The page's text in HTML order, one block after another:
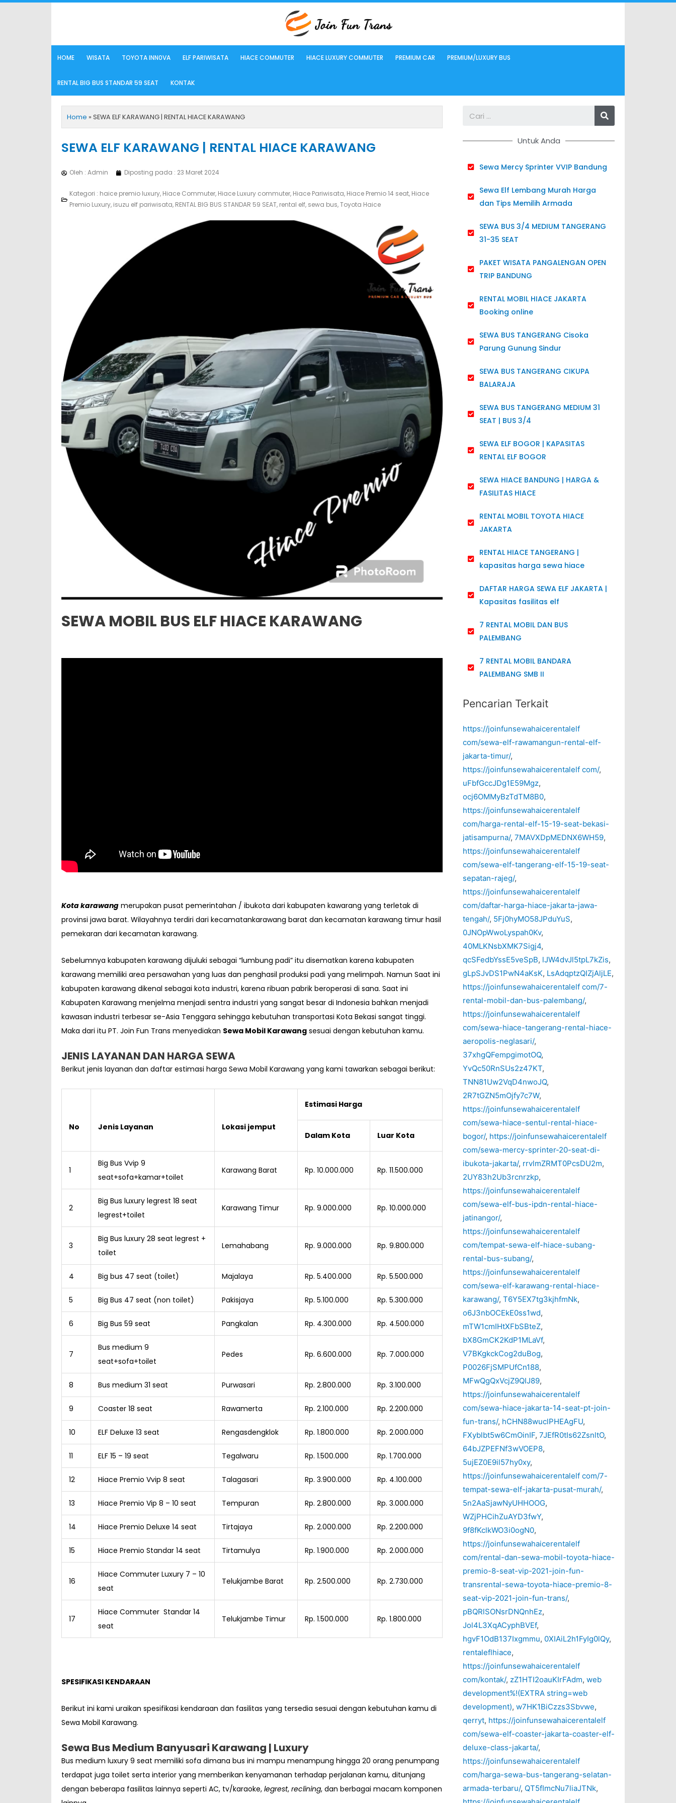
HOME WISATA TOYOTA INN0VA ELF PARIWISATA HIACE COMMUTER HIACE LUXURY COMMUTER PREMIUM CAR PREMIUM/LUXURY BUS
RENTAL BIG BUS STANDAR 59 SEAT KONTAK
Home » SEWA ELF KARAWANG | RENTAL HIACE KARAWANG
SEWA ELF KARAWANG | RENTAL HIACE KARAWANG
Oleh : Admin Diposting pada : 23 Maret 2024
Kategori : haice premio luxury, Hiace Commuter, Hiace Luxury commuter, Hiace Pariwisata, Hiace Premio 14 seat, Hiace
Premio Luxury, isuzu elf pariwisata, RENTAL BIG BUS STANDAR 59 SEAT, rental elf, sewa bus,Toyota Haice
SEWA MOBIL BUS ELF HIACE KARAWANG
Kota karawang merupakan pusat pemerintahan / ibukota dari kabupaten kawarang yang terletak di
provinsi jawa barat. Wilayahnya terdiri dari kecamatankarawang barat dan kecamatan karawang timur hasil
pemekaran dari kecamatan karawang.
Sebelumnya kabupaten karawang dijuluki sebagai “lumbung padi” itu disematkan karena kabupaten
karawang memiliki area persawahan yang luas dan penghasil produksi padi yang melimpah. Namun Saat ini
kabupaten karawang dikenal sebagai kota industri, karena ribuan pabrik beroperasi di sana. Saat ini
Kabupaten Karawang menjelma menjadi sentra industri yang sangat besar di Indonesia bahkan menjadi
kawasan industri terbesar se-Asia Tenggara sehingga kebutuhan transportasi Kota Bekasi sangat tinggi.
Maka dari itu PT. Join Fun Trans menyediakan Sewa Mobil Karawang sesuai dengan kebutuhan kamu.
JENIS LAYANAN DAN HARGA SEWA
Berikut jenis layanan dan daftar estimasi harga Sewa Mobil Karawang yang kami tawarkan sebagai berikut:
No Jenis Layanan Lokasi jemput
Estimasi Harga
Dalam Kota Luar Kota
1
Big Bus Vvip 9
seat+sofa+kamar+toilet
Karawang Barat Rp. 10.000.000 Rp. 11.500.000
2
Big Bus luxury legrest 18 seat
legrest+toilet
Karawang Timur Rp. 9.000.000 Rp. 10.000.000
3
Big Bus luxury 28 seat legrest +
toilet
Lemahabang Rp. 9.000.000 Rp. 9.800.000
4 Big bus 47 seat (toilet) Majalaya Rp. 5.400.000 Rp. 5.500.000
5 Big Bus 47 seat (non toilet) Pakisjaya Rp. 5.100.000 Rp. 5.300.000
6 Big Bus 59 seat Pangkalan Rp. 4.300.000 Rp. 4.500.000
7
Bus medium 9
seat+sofa+toilet
Pedes Rp. 6.600.000 Rp. 7.000.000
8 Bus medium 31 seat Purwasari Rp. 2.800.000 Rp. 3.100.000
9 Coaster 18 seat Rawamerta Rp. 2.100.000 Rp. 2.200.000
10 ELF Deluxe 13 seat Rengasdengklok Rp. 1.800.000 Rp. 2.000.000
11 ELF 15 – 19 seat Tegalwaru Rp. 1.500.000 Rp. 1.700.000
12 Hiace Premio Vvip 8 seat Talagasari Rp. 3.900.000 Rp. 4.100.000
13 Hiace Premio Vip 8 – 10 seat Tempuran Rp. 2.800.000 Rp. 3.000.000
14 Hiace Premio Deluxe 14 seat Tirtajaya Rp. 2.000.000 Rp. 2.200.000
15 Hiace Premio Standar 14 seat Tirtamulya Rp. 1.900.000 Rp. 2.000.000
16
Hiace Commuter Luxury 7 – 10
seat
Telukjambe Barat Rp. 2.500.000 Rp. 2.730.000
17
Hiace Commuter Standar 14
seat
Telukjambe Timur Rp. 1.500.000 Rp. 1.800.000
SPESIFIKASI KENDARAAN
Berikut ini kami uraikan spesifikasi kendaraan dan fasilitas yang tersedia sesuai dengan kebutuhan kamu di
Sewa Mobil Karawang.
Sewa Bus Medium Banyusari Karawang | Luxury
Bus medium luxury 9 seat memiliki sofa dimana bus ini mampu menampung hingga 20 orang penumpang
terdapat juga toilet serta interior yang memberikan kenyamanan terhadap perjalanan kamu, ditunjang
dengan beberapa fasilitas lainnya seperti AC, tv/karaoke, legrest, reclining, dan berbagai macam komponen
Search
Untuk Anda
Sewa Mercy Sprinter VVIP Bandung
Sewa Elf Lembang Murah Harga
dan Tips Memilih Armada
SEWA BUS 3/4 MEDIUM TANGERANG
31-35 SEAT
PAKET WISATA PANGALENGAN OPEN
TRIP BANDUNG
RENTAL MOBIL HIACE JAKARTA
Booking online
SEWA BUS TANGERANG Cisoka
Parung Gunung Sindur
SEWA BUS TANGERANG CIKUPA
BALARAJA
SEWA BUS TANGERANG MEDIUM 31
SEAT | BUS 3/4
SEWA ELF BOGOR | KAPASITAS
RENTAL ELF BOGOR
SEWA HIACE BANDUNG | HARGA &
FASILITAS HIACE
RENTAL MOBIL TOYOTA HIACE
JAKARTA
RENTAL HIACE TANGERANG |
kapasitas harga sewa hiace
DAFTAR HARGA SEWA ELF JAKARTA |
Kapasitas fasilitas elf
7 RENTAL MOBIL DAN BUS
PALEMBANG
7 RENTAL MOBIL BANDARA
PALEMBANG SMB II
Pencarian Terkait
https://joinfunsewahaicerentalelf
com/sewa-elf-rawamangun-rental-elf-
jakarta-timur/,
https://joinfunsewahaicerentalelf com/,
uFbfGccJDg1E59Mgz,
ocj6OMMyBzTdTM8B0,
https://joinfunsewahaicerentalelf
com/harga-rental-elf-15-19-seat-bekasi-
jatisampurna/, 7MAVXDpMEDNX6WH59,
https://joinfunsewahaicerentalelf
com/sewa-elf-tangerang-elf-15-19-seat-
sepatan-rajeg/,
https://joinfunsewahaicerentalelf
com/daftar-harga-hiace-jakarta-jawa-
tengah/, 5Fj0hyMO58JPduYuS,
0JNOpWwoLyspah0Kv,
40MLKNsbXMK7Sigj4,
qcSFedbYssE5veSpB, lJW4dvJl5tpL7kZis,
gLpSJvDS1PwN4aKsK, LsAdqptzQIZjAljLE,
https://joinfunsewahaicerentalelf com/7-
rental-mobil-dan-bus-palembang/,
https://joinfunsewahaicerentalelf
com/sewa-hiace-tangerang-rental-hiace-
aeropolis-neglasari/,
37xhgQFempgimotOQ,
YvQc50RnSUs2z47KT,
TNN81Uw2VqD4nwoJQ,
2R7tGZN5mOjfy7c7W,
https://joinfunsewahaicerentalelf
com/sewa-hiace-sentul-rental-hiace-
bogor/, https://joinfunsewahaicerentalelf
com/sewa-mercy-sprinter-20-seat-di-
ibukota-jakarta/, rrvlmZRMT0PcsDU2m,
2UY83h2Ub3rcnrzkp,
https://joinfunsewahaicerentalelf
com/sewa-elf-bus-ipdn-rental-hiace-
jatinangor/,
https://joinfunsewahaicerentalelf
com/tempat-sewa-elf-hiace-subang-
rental-bus-subang/,
https://joinfunsewahaicerentalelf
com/sewa-elf-karawang-rental-hiace-
karawang/, T6Y5EX7tg3kjhfmNk,
o6J3nbOCEkE0ss1wd,
mTW1cmIHtXFbSBteZ,
bX8GmCK2KdP1MLaVf,
V7BKgkckCog2duBog,
P0026FjSMPUfCn188,
MFwQgQxVcjZ9QIJ89,
https://joinfunsewahaicerentalelf
com/sewa-hiace-jakarta-14-seat-pt-join-
fun-trans/, hCHN88wuclPHEAgFU,
FXyblbt5w6CmOinIF, 7JEfR0tIs62ZsnltO,
64bJZPEFNf3wVOEP8,
5ujEZ0E9il57hy0xy,
https://joinfunsewahaicerentalelf com/7-
tempat-sewa-elf-jakarta-pusat-murah/,
5n2AaSjawNyUHHOOG,
WZjPHCihZuAYD3fwY,
9f8fKclkWO3i0ogN0,
https://joinfunsewahaicerentalelf
com/rental-dan-sewa-mobil-toyota-hiace-
premio-8-seat-vip-2021-join-fun-
transrental-sewa-toyota-hiace-premio-8-
seat-vip-2021-join-fun-trans/,
pBQRlSONsrDNQnhEz,
Jol4L3XqACyphBVEf,
hgvF1OdB137Ixgmmu, 0XIAiL2h1FyIg0lQy,
rentaleflhiace,
https://joinfunsewahaicerentalelf
com/kontak/, zZ1HTI2oauKIrFAdm, web
development%!(EXTRA string=web
development), w7HK1BiCzzs3Sbvwe,
qerryt, https://joinfunsewahaicerentalelf
com/sewa-elf-coaster-jakarta-coaster-elf-
deluxe-class-jakarta/,
https://joinfunsewahaicerentalelf
com/harga-sewa-bus-tangerang-selatan-
armada-terbaru/, QT5fImcNu7liaJTNk,